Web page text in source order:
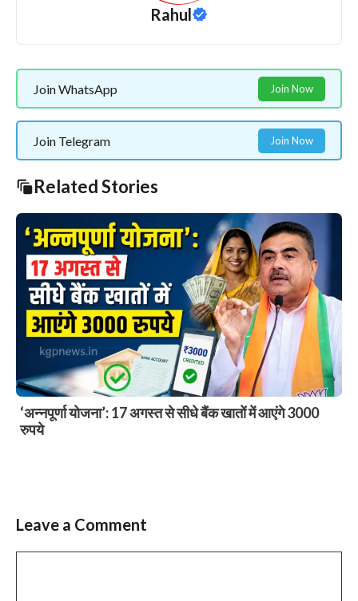
Rahul
Join WhatsApp Join Now
Join Telegram Join Now
Related Stories
Slide 3 of 6
Leave a Comment